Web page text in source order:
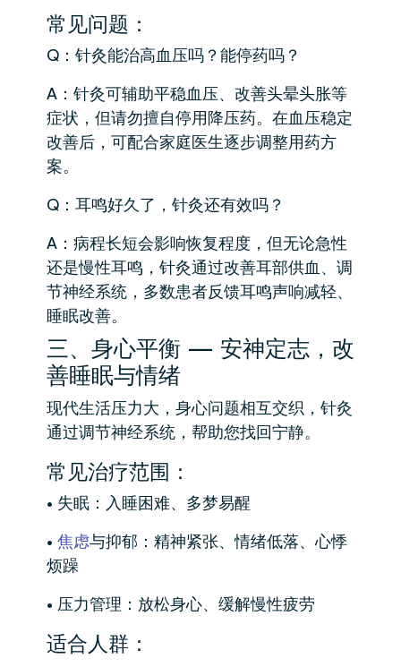
常见问题：
Q：针灸能治高血压吗？能停药吗？
A：针灸可辅助平稳血压、改善头晕头胀等
症状，但请勿擅自停用降压药。在血压稳定
改善后，可配合家庭医生逐步调整用药方
案。
Q：耳鸣好久了，针灸还有效吗？
A：病程长短会影响恢复程度，但无论急性
还是慢性耳鸣，针灸通过改善耳部供血、调
节神经系统，多数患者反馈耳鸣声响减轻、
睡眠改善。
三、身心平衡 — 安神定志，改
善睡眠与情绪
现代生活压力大，身心问题相互交织，针灸
通过调节神经系统，帮助您找回宁静。
常见治疗范围：
• 失眠：入睡困难、多梦易醒
• 焦虑与抑郁：精神紧张、情绪低落、心悸
烦躁
• 压力管理：放松身心、缓解慢性疲劳
适合人群：